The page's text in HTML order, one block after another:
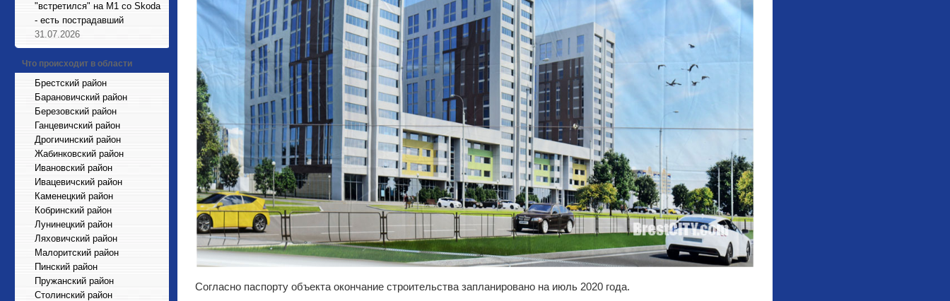
"встретился" на М1 со Skoda
- есть пострадавший
31.07.2026
Что происходит в области
Брестский район
Барановичский район
Березовский район
Ганцевичский район
Дрогичинский район
Жабинковский район
Ивановский район
Ивацевичский район
Каменецкий район
Кобринский район
Лунинецкий район
Ляховичский район
Малоритский район
Пинский район
Пружанский район
Столинский район
Согласно паспорту объекта окончание строительства запланировано на июль 2020 года.